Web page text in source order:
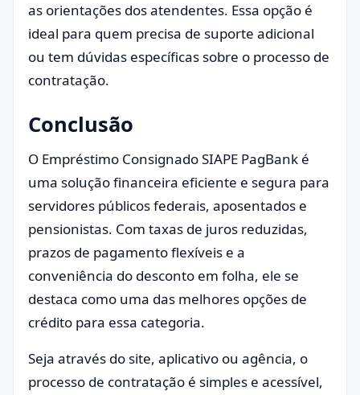
as orientações dos atendentes. Essa opção é
ideal para quem precisa de suporte adicional
ou tem dúvidas específicas sobre o processo de
contratação.
Conclusão
O Empréstimo Consignado SIAPE PagBank é
uma solução financeira eficiente e segura para
servidores públicos federais, aposentados e
pensionistas. Com taxas de juros reduzidas,
prazos de pagamento flexíveis e a
conveniência do desconto em folha, ele se
destaca como uma das melhores opções de
crédito para essa categoria.
Seja através do site, aplicativo ou agência, o
processo de contratação é simples e acessível,